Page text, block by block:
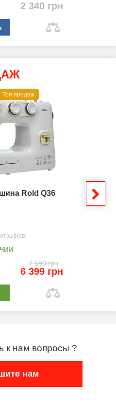
2 340 грн
Топ продаж
Rold Q36
7 590 грн
6 399 грн
к нам вопросы ?
нам